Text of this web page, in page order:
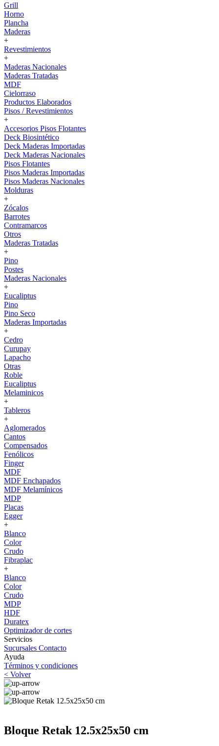
Grill
Horno
Plancha
Maderas
+
Revestimientos
+
Maderas Nacionales
Maderas Tratadas
MDF
Cielorraso
Productos Elaborados
Pisos / Revestimientos
+
Accesorios Pisos Flotantes
Deck Biosintético
Deck Maderas Importadas
Deck Maderas Nacionales
Pisos Flotantes
Pisos Maderas Importadas
Pisos Maderas Nacionales
Molduras
+
Zócalos
Barrotes
Contramarcos
Otros
Maderas Tratadas
+
Pino
Postes
Maderas Nacionales
+
Eucaliptus
Pino
Pino Seco
Maderas Importadas
+
Cedro
Curupay
Lapacho
Otras
Roble
Eucaliptus
Melaminicos
+
Tableros
+
Aglomerados
Cantos
Compensados
Fenólicos
Finger
MDF
MDF Enchapados
MDF Melamínicos
MDP
Placas
Egger
+
Blanco
Color
Crudo
Fibraplac
+
Blanco
Color
Crudo
MDP
HDF
Duratex
Optimizador de cortes
Servicios
Sucursales Contacto
Ayuda
Términos y condiciones
< Volver
Bloque Retak 12.5x25x50 cm